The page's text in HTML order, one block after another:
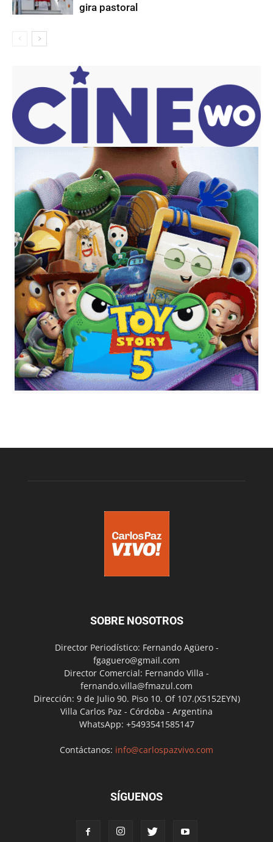
gira pastoral
SOBRE NOSOTROS
Director Periodístico: Fernando Agüero -
fgaguero@gmail.com
Director Comercial: Fernando Villa -
fernando.villa@fmazul.com
Dirección: 9 de Julio 90. Piso 10. Of 107.(X5152EYN)
Villa Carlos Paz - Córdoba - Argentina
WhatsApp: +5493541585147
Contáctanos: info@carlospazvivo.com
SÍGUENOS